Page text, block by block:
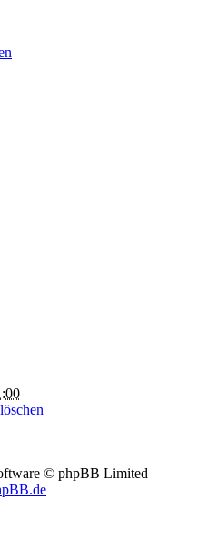
© phpBB Limited